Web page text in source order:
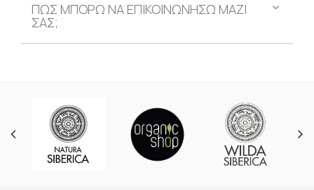
ΠΩΣ ΜΠΟΡΩ ΝΑ ΕΠΙΚΟΙΝΩΝΗΣΩ ΜΑΖΙ
ΣΑΣ;